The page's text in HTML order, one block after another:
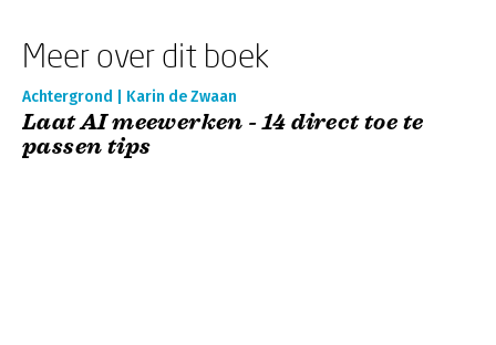
Meer over dit boek
Achtergrond | Karin de Zwaan
Laat AI meewerken - 14 direct toe te
passen tips